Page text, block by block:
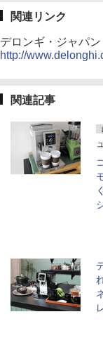
関連リンク
デロンギ・ジャパン
http://
関連記事